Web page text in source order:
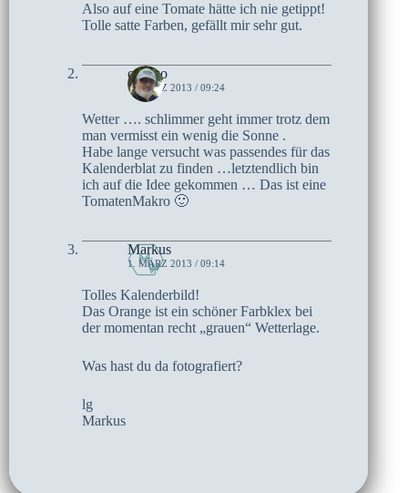
Also auf eine Tomate hätte ich nie getippt!
Tolle satte Farben, gefällt mir sehr gut.
czoczo
1. MÄRZ 2013 / 09:24
Wetter …. schlimmer geht immer trotz dem
man vermisst ein wenig die Sonne .
Habe lange versucht was passendes für das
Kalenderblat zu finden …letztendlich bin
ich auf die Idee gekommen … Das ist eine
TomatenMakro 🙂
Markus
1. MÄRZ 2013 / 09:14
Tolles Kalenderbild!
Das Orange ist ein schöner Farbklex bei
der momentan recht „grauen“ Wetterlage.
Was hast du da fotografiert?
lg
Markus